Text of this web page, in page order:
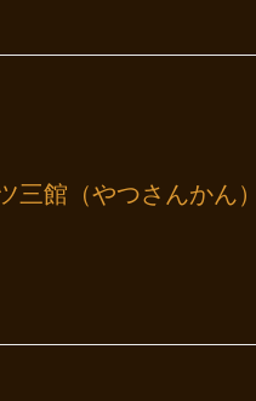
館（やつさんかん）